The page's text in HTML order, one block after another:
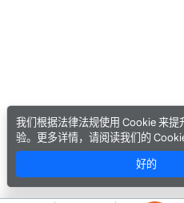
我们根据法律法规使用 Cookie 来提
验。更多详情，请阅读我们的
好的